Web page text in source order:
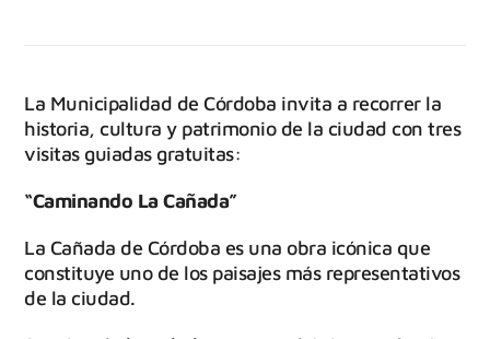
La Municipalidad de Córdoba invita a recorrer la
historia, cultura y patrimonio de la ciudad con tres
visitas guiadas gratuitas:
“Caminando La Cañada”
La Cañada de Córdoba es una obra icónica que
constituye uno de los paisajes más representativos
de la ciudad.